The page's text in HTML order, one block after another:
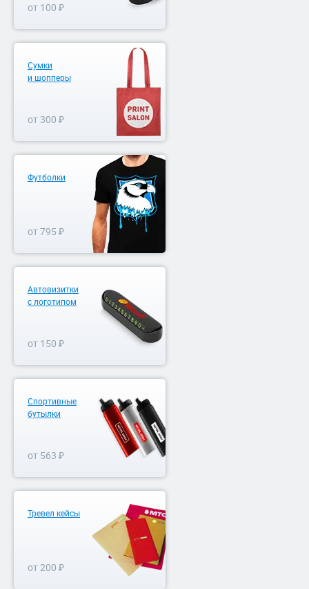
от 100 ₽
Сумки
и шопперы
от 300 ₽
Футболки
от 795 ₽
Автовизитки
с логотипом
от 150 ₽
Спортивные
бутылки
от 563 ₽
Тревел кейсы
от 200 ₽